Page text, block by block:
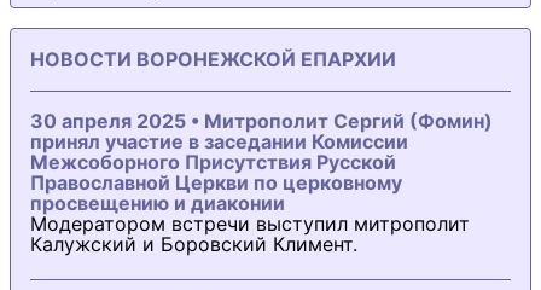
НОВОСТИ ВОРОНЕЖСКОЙ ЕПАРХИИ
30 апреля 2025 • Митрополит Сергий (Фомин)
принял участие в заседании Комиссии
Межсоборного Присутствия Русской
Православной Церкви по церковному
просвещению и диаконии
Модератором встречи выступил митрополит
Калужский и Боровский Климент.